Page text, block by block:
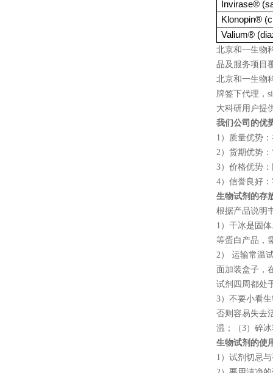
Invirase®
Klonopin®
Valium®
北京和一生物
品及服务项目
北京和一生物
牌签下代理，
大科研用户提
我们公司的优
1 ）质量优势
2）货期优势
3）价格优势
4）信誉良好
生物试剂的存
根据产品说明
1 ）干冰是固
等蛋白产品，
2） 运输常温
面加装盒子，
试剂四周都处
3）不要小看
否则容易失去
温；（3）碎
生物试剂的使
1 ）试剂切忌